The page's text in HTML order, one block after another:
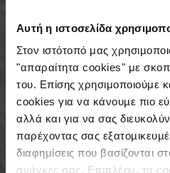
Αυτή η ιστοσελίδα
Στον ιστότοπό μας
"απαραίτητα cookies" με
του. Επίσης χρησιμοποιούμε
cookies για να κάνουµε πιο
αλλά και για να σας
παρέχοντας σας
διαφηµίσεις που βασίζονται
ανάγκες σας. Επιπλέον, τα